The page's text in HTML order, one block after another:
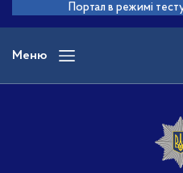
основного
вмісту
Портал в режимі
Меню